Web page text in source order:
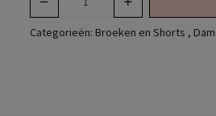
Categorieën: Broeken en Shorts ,